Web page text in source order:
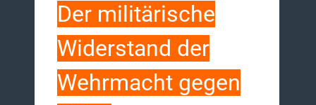
Der militärische
Widerstand der
Wehrmacht gegen